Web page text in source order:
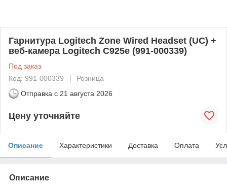
Гарнитура Logitech Zone Wired Headset (UC) +
веб-камера Logitech C925e (991-000339)
Под заказ
Код: 991-000339
Розница
Отправка с 21 августа 2026
Цену уточняйте
Описание Характеристики Доставка Оплата
Описание